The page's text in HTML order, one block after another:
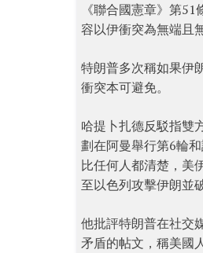
《聯合國憲章》第
容以伊衝突為無端且
特朗普多次稱如果伊
衝突本可避免。
哈提卜扎德反駁指雙
劃在阿曼舉行第6輪
比任何人都清楚，美
至以色列攻擊伊朗並
他批評特朗普在社交
矛盾的帖文，稱美國